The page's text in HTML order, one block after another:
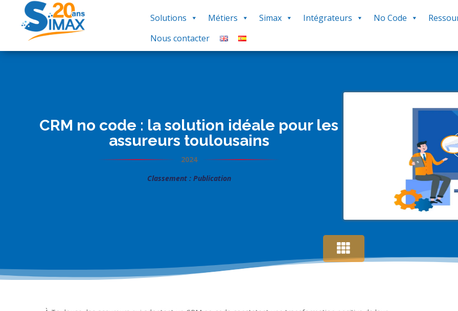
Solutions Métiers Simax Intégrateurs No Code
Nous contacter
CRM no code : la solution idéale pour les
assureurs toulousains
2024
Classement : Publication